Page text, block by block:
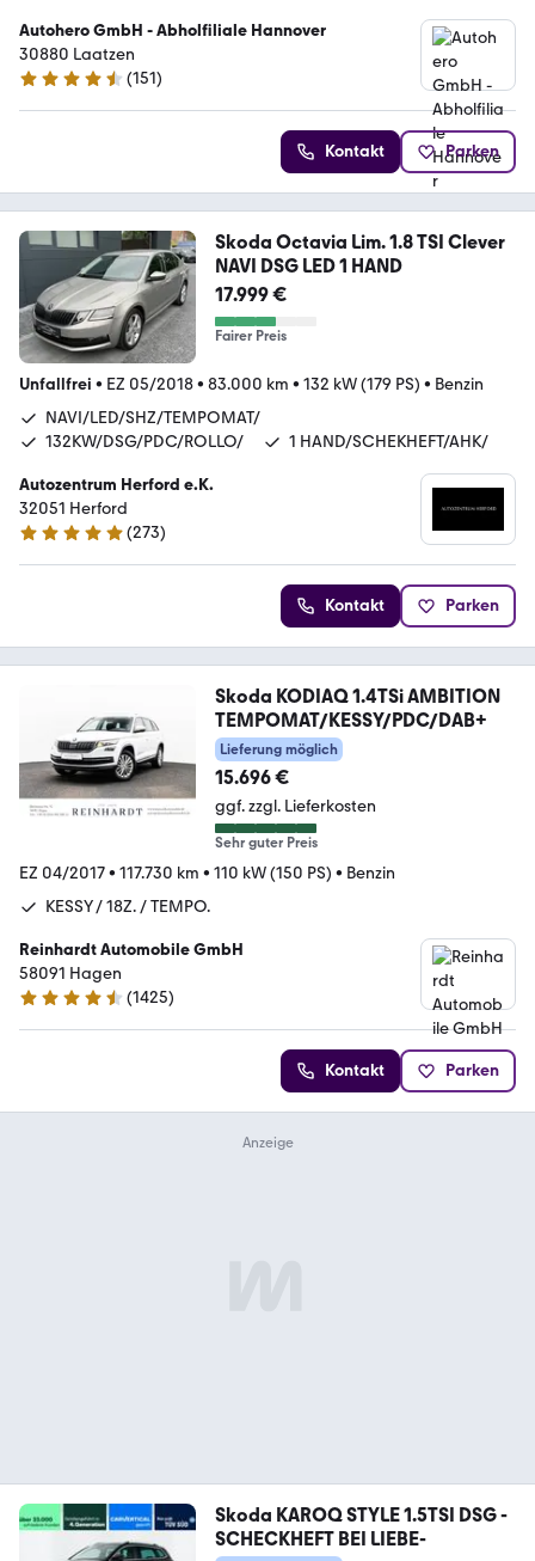
Autohero GmbH - Abholfiliale Hannover
30880 Laatzen
4.7 Sterne
(151)
Kontakt Parken
Skoda Octavia Lim. 1.8 TSI Clever
NAVI DSG LED 1 HAND
17.999 €
Fairer Preis
Unfallfrei • EZ 05/2018• 83.000 km • 132 kW (179 PS) • Benzin
NAVI/LED/SHZ/TEMPOMAT/
132KW/DSG/PDC/ROLLO/
1 HAND/SCHEKHEFT/AHK/
Autozentrum Herford e.K.
32051 Herford
4.9 Sterne
(273)
Kontakt Parken
Skoda KODIAQ 1.4TSi AMBITION
TEMPOMAT/KESSY/PDC/DAB+
Lieferung möglich
15.696 €
ggf. zzgl. Lieferkosten
Sehr guter Preis
EZ 04/2017• 117.730 km • 110 kW (150 PS) • Benzin
KESSY / 18Z. / TEMPO.
Reinhardt Automobile GmbH
58091 Hagen
4.7 Sterne
(1425)
Kontakt Parken
Skoda KAROQ STYLE 1.5TSI DSG -
SCHECKHEFT BEI LIEBE-